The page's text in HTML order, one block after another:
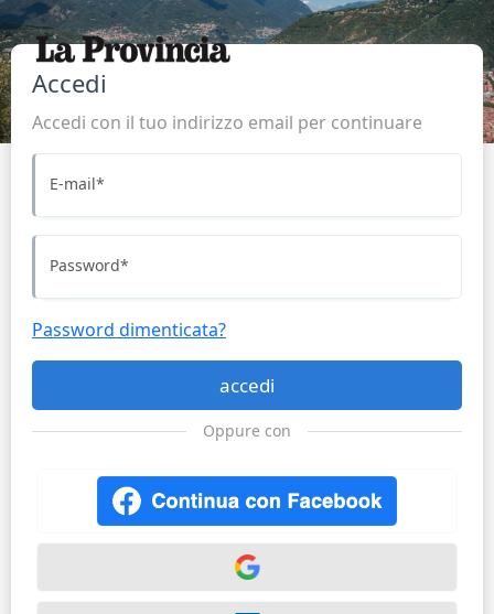
Accedi
Accedi con il tuo indirizzo email per continuare
E-mail*
Password*
Password dimenticata?
accedi
Oppure con